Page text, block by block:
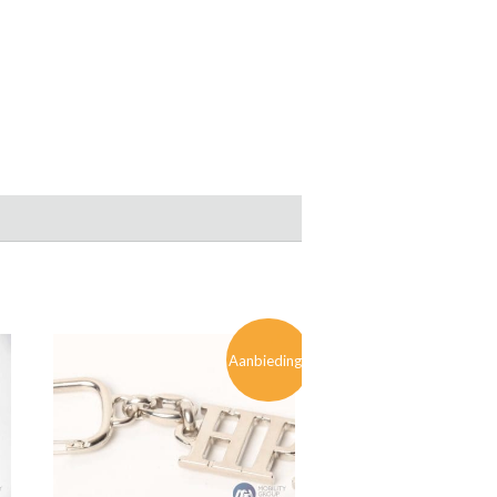
Aanbieding!